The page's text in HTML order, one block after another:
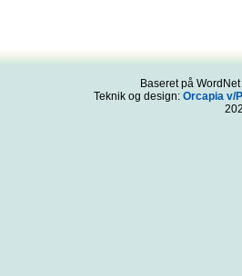
Baseret på
Teknik og design: Orcapia v/